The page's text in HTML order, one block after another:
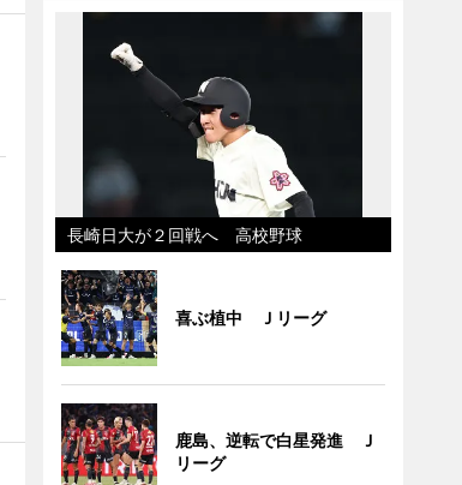
長崎日大が２回戦へ 高校野球
喜ぶ植中 Ｊリーグ
鹿島、逆転で白星発進 Ｊ
リーグ